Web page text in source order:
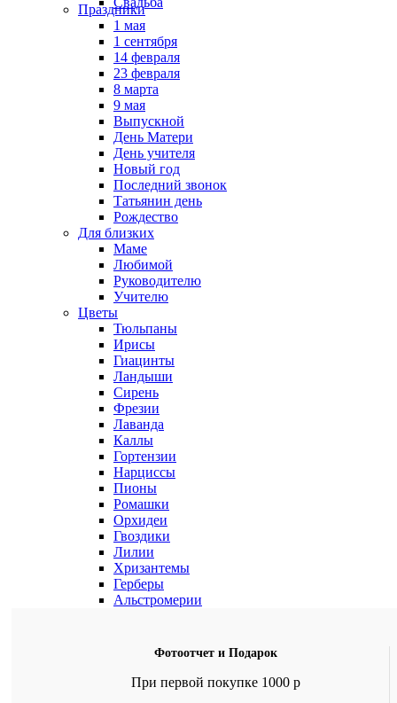
Праздники
1 мая
1 сентября
14 февраля
23 февраля
8 марта
9 мая
Выпускной
День Матери
День учителя
Новый год
Последний звонок
Татьянин день
Рождество
Для близких
Маме
Любимой
Руководителю
Учителю
Цветы
Тюльпаны
Ирисы
Гиацинты
Ландыши
Сирень
Фрезии
Лаванда
Каллы
Гортензии
Нарциссы
Пионы
Ромашки
Орхидеи
Гвоздики
Лилии
Хризантемы
Герберы
Альстромерии
Фотоотчет и Подарок
При первой покупке 1000 р